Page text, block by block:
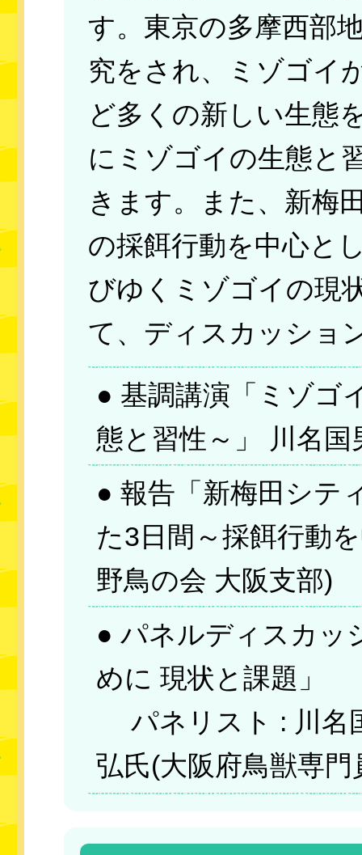
す。東京の多摩西部
究をされ、ミゾゴイ
ど多くの新しい生態
にミゾゴイの生態と
きます。また、新梅
の採餌行動を中心と
びゆくミゾゴイの現
て、ディスカッショ
● 基調講演「ミゾゴ
態と習性～」 川名
● 報告「新梅田シテ
た3日間～採餌行動
野鳥の会 大阪支部)
● パネルディスカッ
めに 現状と課題」
パネリスト : 川名
弘氏(大阪府鳥獣専門